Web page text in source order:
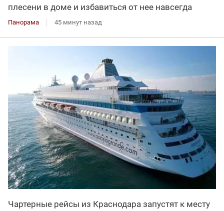
плесени в доме и избавиться от нее навсегда
Панорама 45 минут назад
Чартерные рейсы из Краснодара запустят к месту